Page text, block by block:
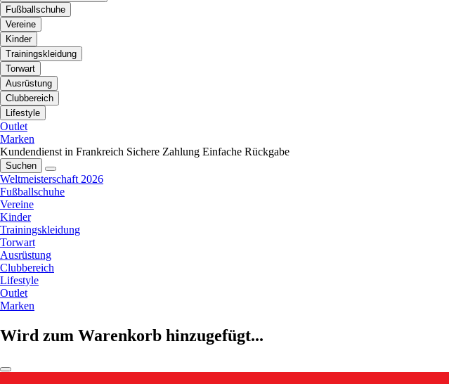
Fußballschuhe
Vereine
Kinder
Trainingskleidung
Torwart
Ausrüstung
Clubbereich
Lifestyle
Outlet
Marken
Kundendienst in Frankreich Sichere Zahlung Einfache Rückgabe
Suchen
Weltmeisterschaft 2026
Fußballschuhe
Vereine
Kinder
Trainingskleidung
Torwart
Ausrüstung
Clubbereich
Lifestyle
Outlet
Marken
Wird zum Warenkorb hinzugefügt...